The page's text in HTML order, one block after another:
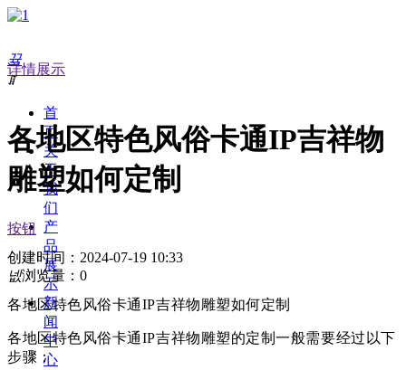
끀
ꁲ
首
页
关
于
我
们
产
品
展
示
新
闻
中
心
详情展示
各地区特色风俗卡通IP吉祥物
雕塑如何定制
按钮
创建时间： 2024-07-19 10:33
넶浏览量： 0
各地区特色风俗卡通IP吉祥物雕塑如何定制
各地区特色风俗卡通IP吉祥物雕塑的定制一般需要经过以下
步骤：